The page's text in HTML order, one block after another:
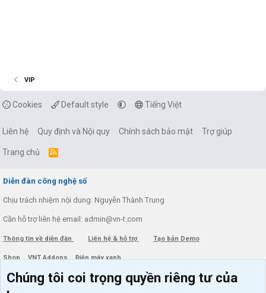
VIP
Cookies Default style Tiếng Việt
Liên hệ Quy định và Nội quy Chính sách bảo mật Trợ giúp
Trang chủ
R
Diễn đàn công nghệ số
Chịu trách nhiệm nội dung: Nguyễn Thành Trung
Cần hỗ trợ liên hệ email: admin@vn-t.com
Thông tin về diễn đàn Liên hệ & hỗ trợ Tạo bản Demo
Shop VNT Addons Điện máy xanh
Menu thành viên Diễn đàn
Chúng tôi coi trọng quyền riêng tư của